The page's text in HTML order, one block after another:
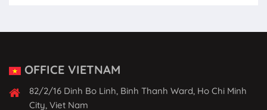
OFFICE VIETNAM
82/2/16 Dinh Bo Linh, Binh Thanh Ward, Ho Chi Minh
City, Viet Nam